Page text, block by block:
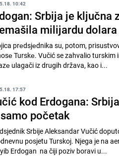
10:42
Srbija je ključna
milijardu dolara
prеdsjеdnika su, potom,
Turskе. Vučić se zahvalio
ulagači iz drugih država, kao i...
17:57
kod Erdogana:
početak
Srbije Aleksandar Vučić
posjetu Turskoj. Njega je na
Erdogan na čiji poziv boravi u...